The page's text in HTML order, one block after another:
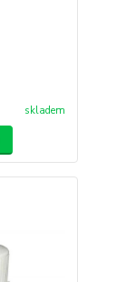
skladem